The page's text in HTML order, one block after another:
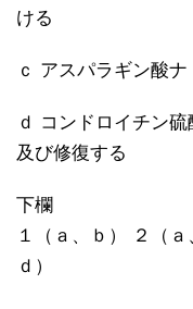
ける
ｃ アスパラギン酸
ｄ コンドロイチン
及び修復する
下欄
１（ａ、ｂ） ２（
ｄ）